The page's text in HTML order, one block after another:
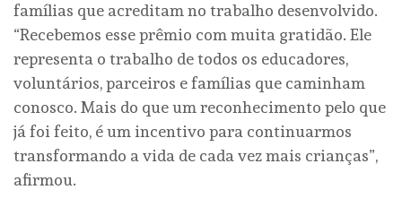
famílias que acreditam no trabalho desenvolvido.
“Recebemos esse prêmio com muita gratidão. Ele
representa o trabalho de todos os educadores,
voluntários, parceiros e famílias que caminham
conosco. Mais do que um reconhecimento pelo que
já foi feito, é um incentivo para continuarmos
transformando a vida de cada vez mais crianças”,
afirmou.